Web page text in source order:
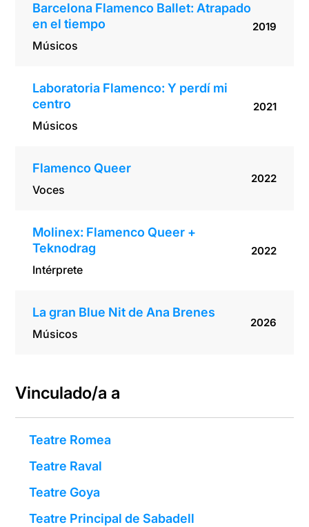
Barcelona Flamenco Ballet: Atrapado
en el tiempo
Músicos
2019
Laboratoria Flamenco: Y perdí mi
centro
Músicos
2021
Flamenco Queer
Voces
2022
Molinex: Flamenco Queer +
Teknodrag
Intérprete
2022
La gran Blue Nit de Ana Brenes
Músicos
2026
Vinculado/a a
Teatre Romea
Teatre Raval
Teatre Goya
Teatre Principal de Sabadell